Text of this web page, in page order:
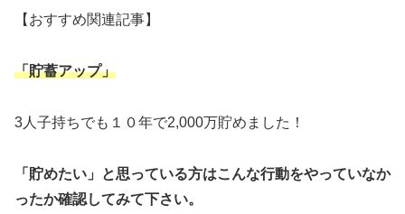
【おすすめ関連記事】
「貯蓄アップ」
3人子持ちでも１０年で2,000万貯めました！
「貯めたい」と思っている方はこんな行動をやっていなか
ったか確認してみて下さい。